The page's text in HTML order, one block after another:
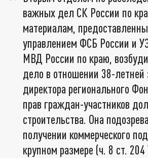
важных дел СК России по
материалам,
управлением ФСБ России и
МВД России по краю,
дело в отношении 38-летней
директора регионального
прав граждан-участников
строительства. Она
получении коммерческого
крупном размере (ч. 8 ст.